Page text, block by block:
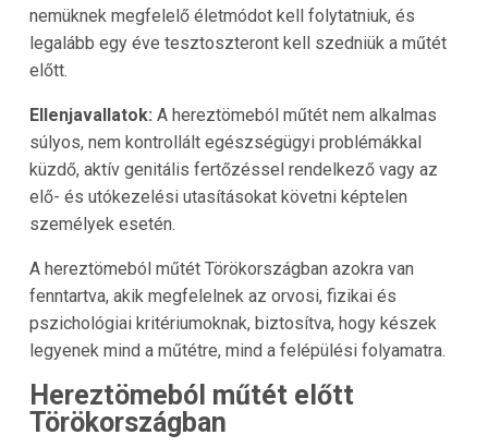
nemüknek megfelelő életmódot kell folytatniuk, és
legalább egy éve tesztoszteront kell szedniük a műtét
előtt.
Ellenjavallatok: A hereztömeból műtét nem alkalmas
súlyos, nem kontrollált egészségügyi problémákkal
küzdő, aktív genitális fertőzéssel rendelkező vagy az
elő- és utókezelési utasításokat követni képtelen
személyek esetén.
A hereztömeból műtét Törökországban azokra van
fenntartva, akik megfelelnek az orvosi, fizikai és
pszichológiai kritériumoknak, biztosítva, hogy készek
legyenek mind a műtétre, mind a felépülési folyamatra.
Hereztömeból műtét előtt
Törökországban